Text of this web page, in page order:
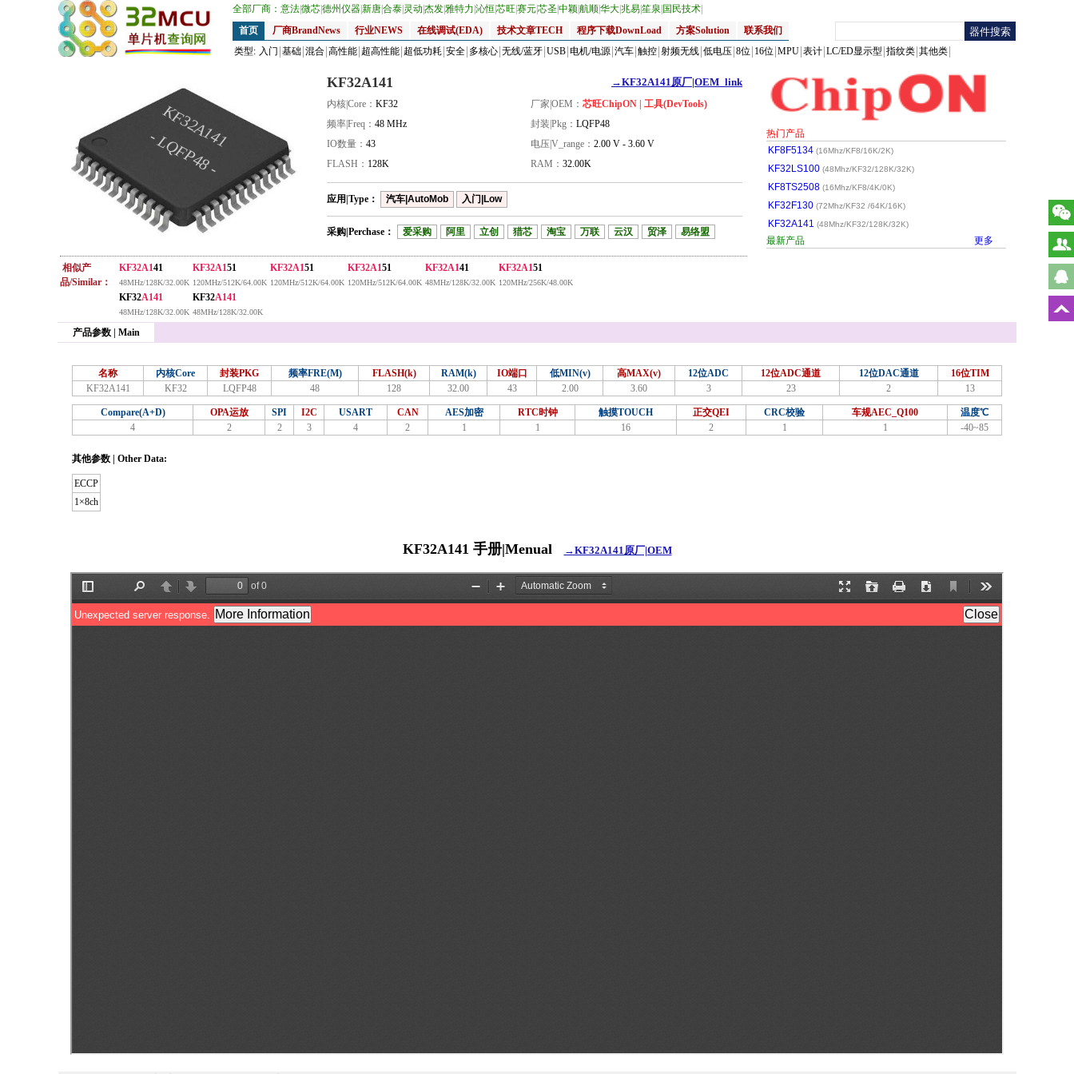
全部厂商： 意法微芯德州仪器新唐合泰 灵动 杰发雅特力 沁恒芯旺 赛元芯圣 中颖航顺华大兆易笙泉 国民技术
首页
厂商BrandNews 行业NEWS 在线调试(EDA) 技术文章TECH 程序下载DownLoad 方案Solution
联系我们
类型: 入门 基础 混合 高性能 超高性能 超低功耗 安全 多核心 无线/蓝牙 USB 电机/电源 汽车 触控 射频无线 低电压 8位 16位 MPU 表计 LC/ED显示型 指纹类 其他类
KF32A141
- LQFP48 -
KF32A141 →KF32A141原厂|OEM_link
内核|Core： KF32 厂家|OEM： 芯旺ChipON | 工具(DevTools)
频率|Freq： 48 MHz 封装|Pkg： LQFP48
IO数量： 43 电压|V_range： 2.00 V - 3.60 V
FLASH： 128K RAM： 32.00K
应用|Type： 汽车|AutoMob 入门|Low
采购|Perchase： 爱采购 阿里 立创 猎芯 淘宝 万联 云汉 贸泽 易络盟
相似产
品/Similar：
KF32A141
48MHz/128K/32.00K
KF32A151
120MHz/512K/64.00K
KF32A151
120MHz/512K/64.00K
KF32A151
120MHz/512K/64.00K
KF32A141
48MHz/128K/32.00K
KF32A151
120MHz/256K/48.00K
KF32A141
48MHz/128K/32.00K
KF32A141
48MHz/128K/32.00K
热门产品
KF8F5134 (16Mhz/KF8/16K/2K)
KF32LS100 (48Mhz/KF32/128K/32K)
KF8TS2508 (16Mhz/KF8/4K/0K)
KF32F130 (72Mhz/KF32 /64K/16K)
KF32A141 (48Mhz/KF32/128K/32K)
最新产品 更多
产品参数 | Main
名称 内核Core 封装PKG 频率FRE(M) FLASH(k) RAM(k) IO端口 低MIN(v) 高MAX(v) 12位ADC 12位ADC通道 12位DAC通道
16位TIM
KF32A141
KF32 LQFP48 48 128 32.00 43 2.00 3.60 3 23 2 13
Compare(A+D) OPA运放 SPI I2C USART CAN AES加密 RTC时钟 触摸TOUCH 正交QEI CRC校验 车规AEC_Q100
温度℃
4
2 2 3 4 2 1 1 16 2 1 1 -40~85
其他参数 | Other Data:
ECCP
1×8ch
KF32A141 手册|Menual →KF32A141原厂|OEM